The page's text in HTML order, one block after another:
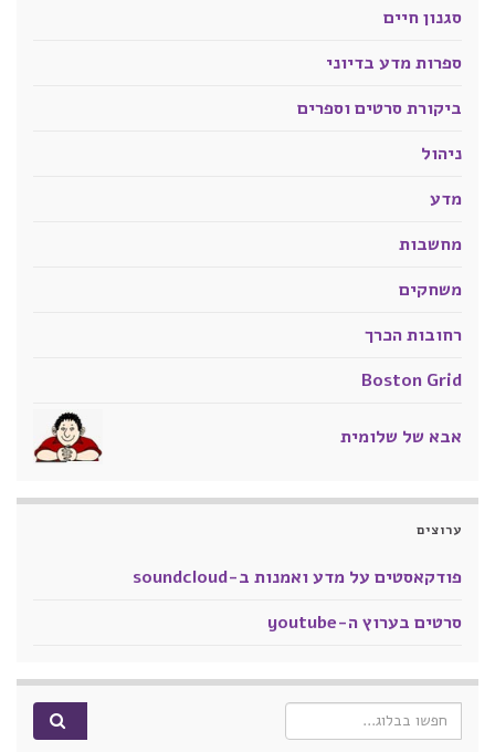
סגנון חיים
ספרות מדע בדיוני
ביקורת סרטים וספרים
ניהול
מדע
מחשבות
משחקים
רחובות הכרך
Boston Grid
אבא של שלומית
ערוצים
פודקאסטים על מדע ואמנות ב-soundcloud
סרטים בערוץ ה-youtube
Search for: